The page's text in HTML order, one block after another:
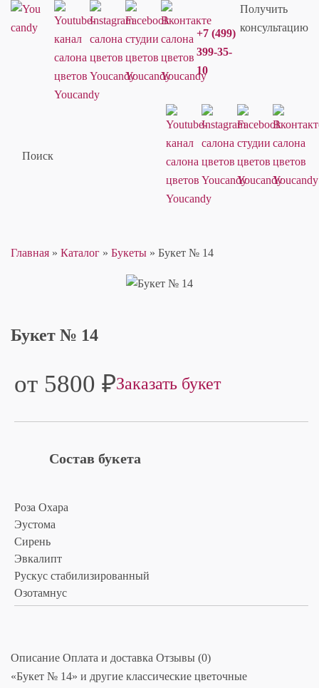
+7 (499)
399-35-
10
Получить
консультацию
Поиск
Главная » Каталог » Букеты » Букет № 14
Букет № 14
от 5800 ₽Заказать букет
Состав букета
Роза Охара
Эустома
Сирень
Эвкалипт
Рускус стабилизированный
Озотамнус
Описание Оплата и доставка Отзывы (0)
«Букет № 14» и другие классические цветочные